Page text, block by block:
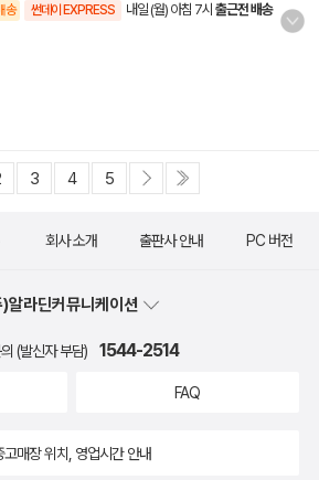
송 썬데이 EXPRESS 내일 (월) 아침 7시 출근전 배송
3 4 5
회사 소개 출판사 안내 PC 버전
알라딘커뮤니케이션
(발신자 부담) 1544-2514
FAQ
고매장 위치, 영업시간 안내